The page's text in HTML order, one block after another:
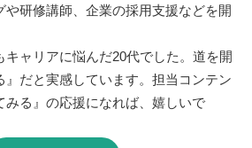
や研修講師、企業の採用支援などを開
キャリアに悩んだ20代でした。道を開
』だと実感しています。担当コンテン
みる』の応援になれば、嬉しいで